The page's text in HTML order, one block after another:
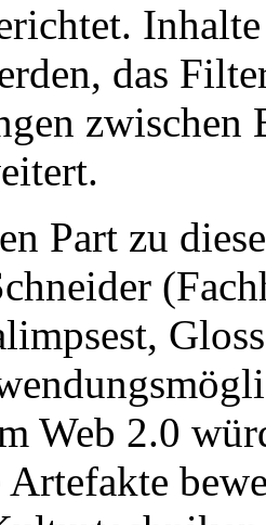
das
Part zu
Web 2.0
Artefakte